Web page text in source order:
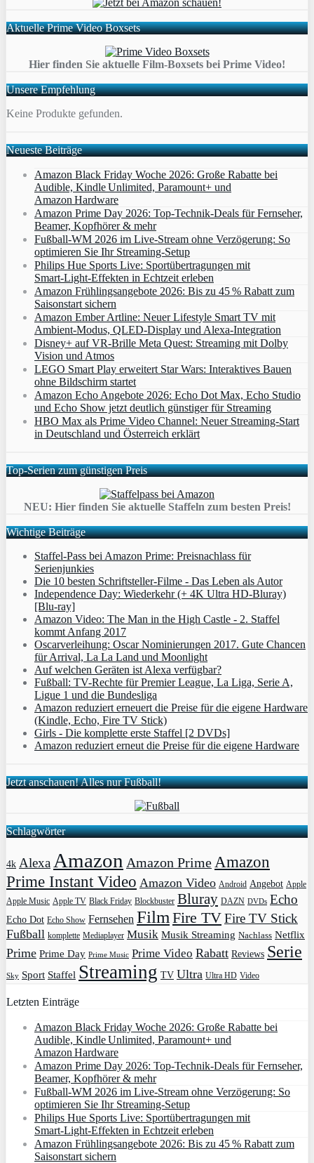
Aktuelle Prime Video Boxsets
Hier finden Sie aktuelle Film-Boxsets bei Prime Video!
Unsere Empfehlung
Keine Produkte gefunden.
Neueste Beiträge
Amazon Black Friday Woche 2026: Große Rabatte bei
Audible, Kindle Unlimited, Paramount+ und
Amazon Hardware
Amazon Prime Day 2026: Top-Technik-Deals für Fernseher,
Beamer, Kopfhörer & mehr
Fußball-WM 2026 im Live-Stream ohne Verzögerung: So
optimieren Sie Ihr Streaming-Setup
Philips Hue Sports Live: Sportübertragungen mit
Smart‑Light‑Effekten in Echtzeit erleben
Amazon Frühlingsangebote 2026: Bis zu 45 % Rabatt zum
Saisonstart sichern
Amazon Ember Artline: Neuer Lifestyle Smart TV mit
Ambient‑Modus, QLED‑Display und Alexa‑Integration
Disney+ auf VR-Brille Meta Quest: Streaming mit Dolby
Vision und Atmos
LEGO Smart Play erweitert Star Wars: Interaktives Bauen
ohne Bildschirm startet
Amazon Echo Angebote 2026: Echo Dot Max, Echo Studio
und Echo Show jetzt deutlich günstiger für Streaming
HBO Max als Prime Video Channel: Neuer Streaming‑Start
in Deutschland und Österreich erklärt
Top-Serien zum günstigen Preis
NEU: Hier finden Sie aktuelle Staffeln zum besten Preis!
Wichtige Beiträge
Staffel-Pass bei Amazon Prime: Preisnachlass für
Serienjunkies
Die 10 besten Schriftsteller-Filme - Das Leben als Autor
Independence Day: Wiederkehr (+ 4K Ultra HD-Bluray)
[Blu-ray]
Amazon Video: The Man in the High Castle - 2. Staffel
kommt Anfang 2017
Oscarverleihung: Oscar Nominierungen 2017. Gute Chancen
für Arrival, La La Land und Moonlight
Auf welchen Geräten ist Alexa verfügbar?
Fußball: TV-Rechte für Premier League, La Liga, Serie A,
Ligue 1 und die Bundesliga
Amazon reduziert erneuert die Preise für die eigene Hardware
(Kindle, Echo, Fire TV Stick)
Girls - Die komplette erste Staffel [2 DVDs]
Amazon reduziert erneut die Preise für die eigene Hardware
Jetzt anschauen! Alles nur Fußball!
Schlagwörter
4k Alexa Amazon Amazon Prime Amazon
Prime Instant Video Amazon Video Android Angebot Apple
Apple Music Apple TV Black Friday Blockbuster Bluray DAZN DVDs Echo
Echo Dot Echo Show Fernsehen Film Fire TVFire TV Stick
Fußball komplette Mediaplayer Musik Musik Streaming Nachlass Netflix
Prime Prime Day Prime Music Prime Video Rabatt Reviews Serie
Sky Sport Staffel Streaming TV Ultra Ultra HD Video
Letzten Einträge
Amazon Black Friday Woche 2026: Große Rabatte bei
Audible, Kindle Unlimited, Paramount+ und
Amazon Hardware
Amazon Prime Day 2026: Top-Technik-Deals für Fernseher,
Beamer, Kopfhörer & mehr
Fußball-WM 2026 im Live-Stream ohne Verzögerung: So
optimieren Sie Ihr Streaming-Setup
Philips Hue Sports Live: Sportübertragungen mit
Smart‑Light‑Effekten in Echtzeit erleben
Amazon Frühlingsangebote 2026: Bis zu 45 % Rabatt zum
Saisonstart sichern